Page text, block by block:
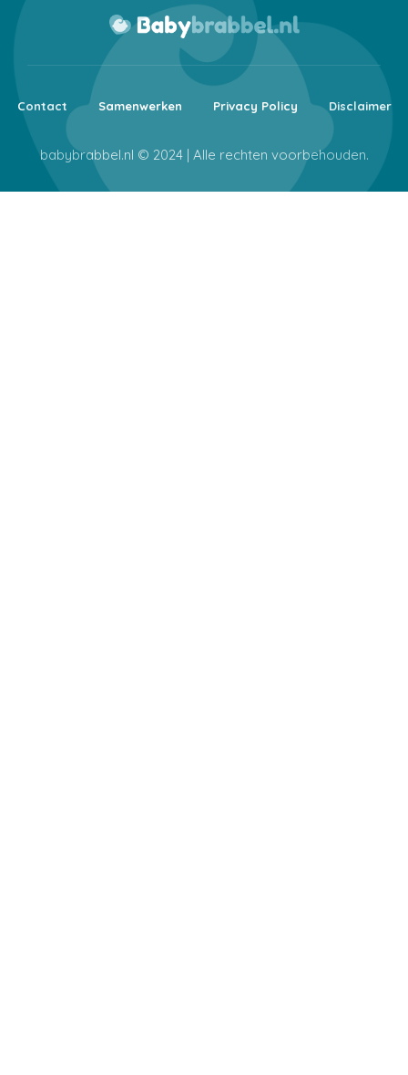
Contact Samenwerken Privacy Policy Disclaimer
babybrabbel.nl © 2024 | Alle rechten voorbehouden.